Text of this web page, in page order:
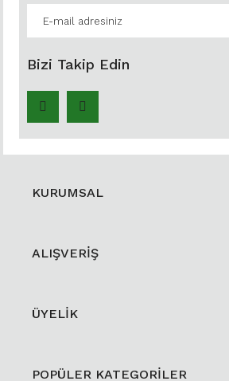
Bizi Takip Edin
KURUMSAL
ALIŞVERİŞ
ÜYELİK
POPÜLER KATEGORİLER